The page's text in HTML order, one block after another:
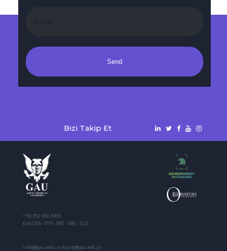
Send
Bizi Takip Et
+ 90 392 650 2000
Ext:1205 - 1179 - 1187 - 1185 - 1221
info@gau.edu.tr kayit@gau.edu.tr